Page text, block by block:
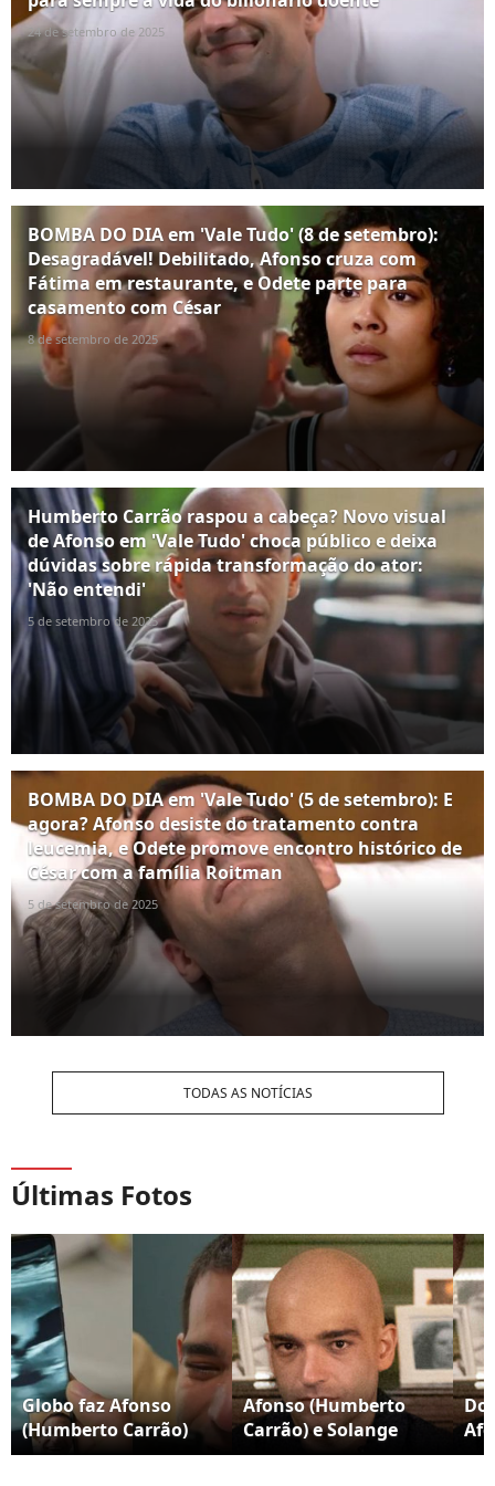
24 de setembro de 2025
BOMBA DO DIA em 'Vale Tudo' (8 de setembro):
Desagradável! Debilitado, Afonso cruza com
Fátima em restaurante, e Odete parte para
casamento com César
8 de setembro de 2025
Humberto Carrão raspou a cabeça? Novo visual
de Afonso em 'Vale Tudo' choca público e deixa
dúvidas sobre rápida transformação do ator:
'Não entendi'
5 de setembro de 2025
BOMBA DO DIA em 'Vale Tudo' (5 de setembro): E
agora? Afonso desiste do tratamento contra
leucemia, e Odete promove encontro histórico de
César com a família Roitman
5 de setembro de 2025
TODAS AS NOTÍCIAS
Últimas Fotos
Globo faz Afonso
(Humberto Carrão)
aparecer com 'três
Afonso (Humberto
Carrão) e Solange
(Alice Wegmann)